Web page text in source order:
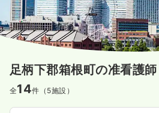
足柄下郡箱根町の准看護師
全14件（5施設）